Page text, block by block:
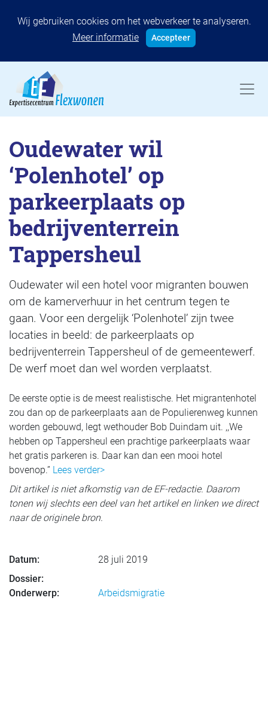
Wij gebruiken cookies om het webverkeer te analyseren.
Meer informatie
Accepteer
Oudewater wil
‘Polenhotel’ op
parkeerplaats op
bedrijventerrein
Tappersheul
Oudewater wil een hotel voor migranten bouwen
om de kamerverhuur in het centrum tegen te
gaan. Voor een dergelijk ‘Polenhotel’ zijn twee
locaties in beeld: de parkeerplaats op
bedrijventerrein Tappersheul of de gemeentewerf.
De werf moet dan wel worden verplaatst.
De eerste optie is de meest realistische. Het migrantenhotel
zou dan op de parkeerplaats aan de Populierenweg kunnen
worden gebouwd, legt wethouder Bob Duindam uit. ,,We
hebben op Tappersheul een prachtige parkeerplaats waar
het gratis parkeren is. Daar kan dan een mooi hotel
bovenop.’’ Lees verder>
Dit artikel is niet afkomstig van de EF-redactie. Daarom
tonen wij slechts een deel van het artikel en linken we direct
naar de originele bron.
Datum:
28 juli 2019
Dossier:
Onderwerp:
Arbeidsmigratie